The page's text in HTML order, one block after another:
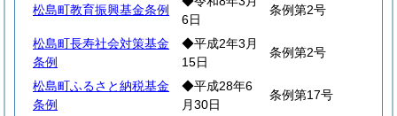
松島町教育振興基金条例
6日
条例第2号
松島町長寿社会対策基金
条例
◆平成2年3月
15日
条例第2号
松島町ふるさと納税基金
条例
◆平成28年6
月30日
条例第17号